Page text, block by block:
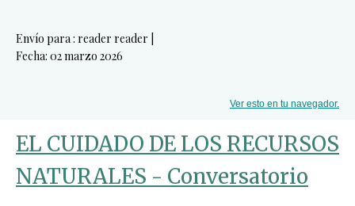
Envío para : reader reader |
Fecha: 02 marzo 2026
Ver esto en tu navegador.
EL CUIDADO DE LOS RECURSOS
NATURALES - Conversatorio